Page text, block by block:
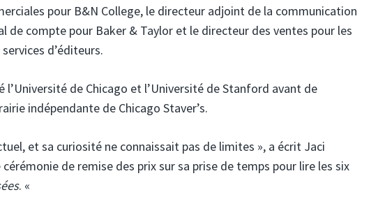
pour B&N College, le directeur adjoint de la communication
de compte pour Baker & Taylor et le directeur des ventes pour les
d’éditeurs.
de Chicago et l’Université de Stanford avant de
indépendante de Chicago Staver’s.
et sa curiosité ne connaissait pas de limites », a écrit Jaci
de remise des prix sur sa prise de temps pour lire les six
. «